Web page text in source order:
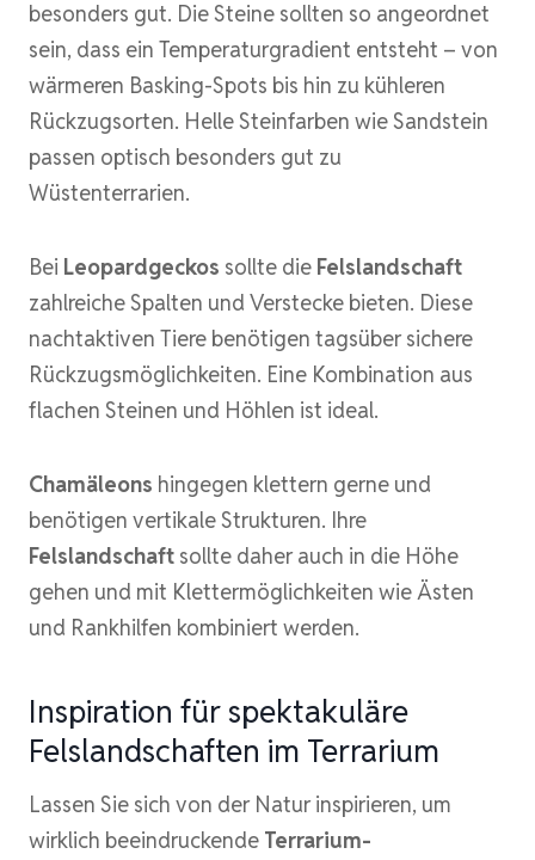
besonders gut. Die Steine sollten so angeordnet
sein, dass ein Temperaturgradient entsteht – von
wärmeren Basking-Spots bis hin zu kühleren
Rückzugsorten. Helle Steinfarben wie Sandstein
passen optisch besonders gut zu
Wüstenterrarien.
Bei Leopardgeckos sollte die Felslandschaft
zahlreiche Spalten und Verstecke bieten. Diese
nachtaktiven Tiere benötigen tagsüber sichere
Rückzugsmöglichkeiten. Eine Kombination aus
flachen Steinen und Höhlen ist ideal.
Chamäleons hingegen klettern gerne und
benötigen vertikale Strukturen. Ihre
Felslandschaft sollte daher auch in die Höhe
gehen und mit Klettermöglichkeiten wie Ästen
und Rankhilfen kombiniert werden.
Inspiration für spektakuläre
Felslandschaften im Terrarium
Lassen Sie sich von der Natur inspirieren, um
wirklich beeindruckende Terrarium-